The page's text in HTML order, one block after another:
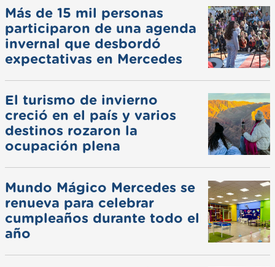
Más de 15 mil personas
participaron de una agenda
invernal que desbordó
expectativas en Mercedes
El turismo de invierno
creció en el país y varios
destinos rozaron la
ocupación plena
Mundo Mágico Mercedes se
renueva para celebrar
cumpleaños durante todo el
año